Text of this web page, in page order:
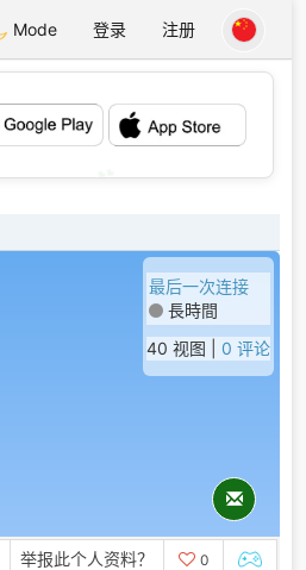
Mode 登录 注册
最后一次连接
長時間
40 视图 | 0 评论
举报此个人资料？ 0